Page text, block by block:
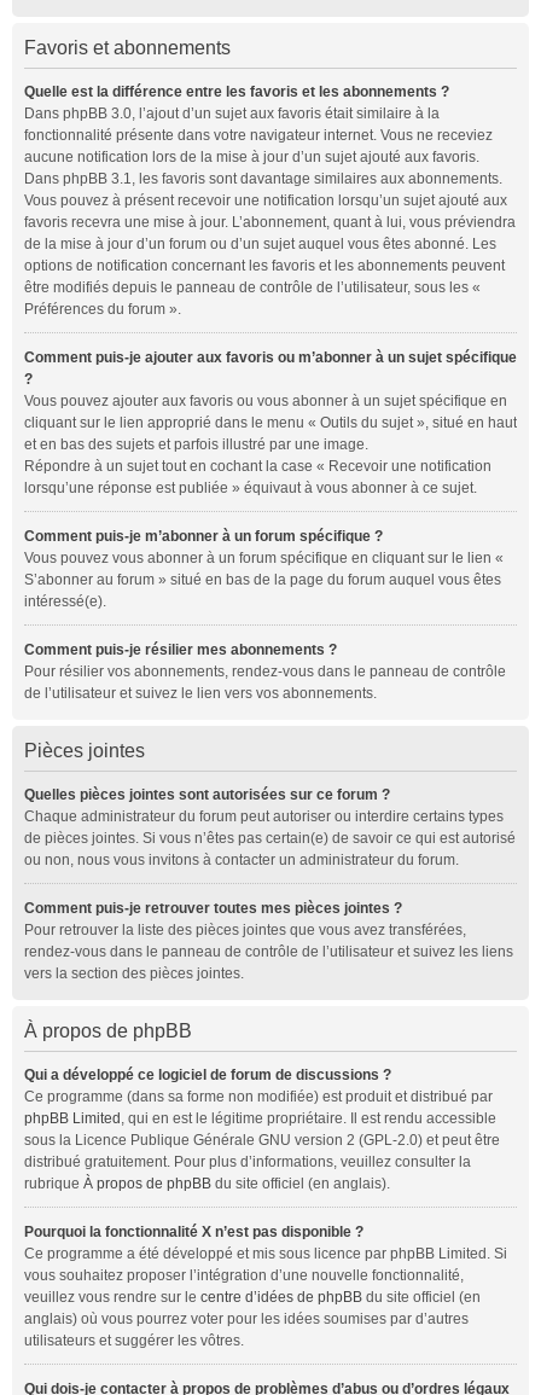
Favoris et abonnements
Quelle est la différence entre les favoris et les abonnements ?
Dans phpBB 3.0, l’ajout d’un sujet aux favoris était similaire à la
fonctionnalité présente dans votre navigateur internet. Vous ne receviez
aucune notification lors de la mise à jour d’un sujet ajouté aux favoris.
Dans phpBB 3.1, les favoris sont davantage similaires aux abonnements.
Vous pouvez à présent recevoir une notification lorsqu’un sujet ajouté aux
favoris recevra une mise à jour. L’abonnement, quant à lui, vous préviendra
de la mise à jour d’un forum ou d’un sujet auquel vous êtes abonné. Les
options de notification concernant les favoris et les abonnements peuvent
être modifiés depuis le panneau de contrôle de l’utilisateur, sous les «
Préférences du forum ».
Comment puis-je ajouter aux favoris ou m’abonner à un sujet spécifique
?
Vous pouvez ajouter aux favoris ou vous abonner à un sujet spécifique en
cliquant sur le lien approprié dans le menu « Outils du sujet », situé en haut
et en bas des sujets et parfois illustré par une image.
Répondre à un sujet tout en cochant la case « Recevoir une notification
lorsqu’une réponse est publiée » équivaut à vous abonner à ce sujet.
Comment puis-je m’abonner à un forum spécifique ?
Vous pouvez vous abonner à un forum spécifique en cliquant sur le lien «
S’abonner au forum » situé en bas de la page du forum auquel vous êtes
intéressé(e).
Comment puis-je résilier mes abonnements ?
Pour résilier vos abonnements, rendez-vous dans le panneau de contrôle
de l’utilisateur et suivez le lien vers vos abonnements.
Pièces jointes
Quelles pièces jointes sont autorisées sur ce forum ?
Chaque administrateur du forum peut autoriser ou interdire certains types
de pièces jointes. Si vous n’êtes pas certain(e) de savoir ce qui est autorisé
ou non, nous vous invitons à contacter un administrateur du forum.
Comment puis-je retrouver toutes mes pièces jointes ?
Pour retrouver la liste des pièces jointes que vous avez transférées,
rendez-vous dans le panneau de contrôle de l’utilisateur et suivez les liens
vers la section des pièces jointes.
À propos de phpBB
Qui a développé ce logiciel de forum de discussions ?
Ce programme (dans sa forme non modifiée) est produit et distribué par
phpBB Limited , qui en est le légitime propriétaire. Il est rendu accessible
sous la Licence Publique Générale GNU version 2 (GPL-2.0) et peut être
distribué gratuitement. Pour plus d’informations, veuillez consulter la
rubrique À propos de phpBB du site officiel (en anglais).
Pourquoi la fonctionnalité X n’est pas disponible ?
Ce programme a été développé et mis sous licence par phpBB Limited. Si
vous souhaitez proposer l’intégration d’une nouvelle fonctionnalité,
veuillez vous rendre sur le centre d’idées de phpBB du site officiel (en
anglais) où vous pourrez voter pour les idées soumises par d’autres
utilisateurs et suggérer les vôtres.
Qui dois-je contacter à propos de problèmes d’abus ou d’ordres légaux